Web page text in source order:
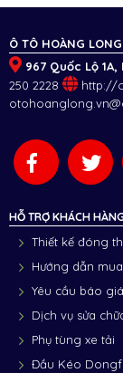
Ô TÔ HOÀNG LONG
967 Quốc Lộ 1A,
250 2228
http://
HỖ TRỢ KHÁCH
Thiết kế đóng
Hướng dẫn
Yêu cầu báo giá
Dịch vụ sửa
Phụ tùng xe tải
Đầu Kéo